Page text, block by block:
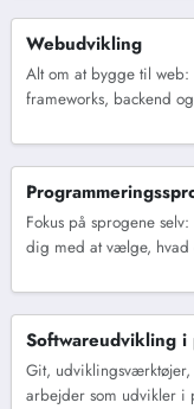
Webudvikling
Alt om at bygge til web:
frameworks, backend
Fokus på sprogene
dig med at vælge, hvad
Softwareudvikling i
Git,
arbejder som udvikler i